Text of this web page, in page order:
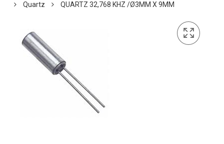
Quartz
QUARTZ 32,768 KHZ /Ø3MM X 9MM